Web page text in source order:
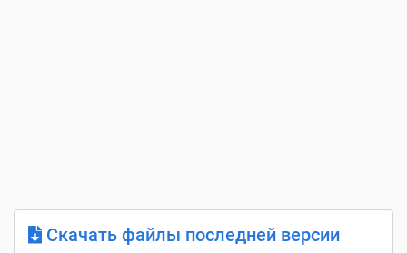
Скачать файлы последней версии